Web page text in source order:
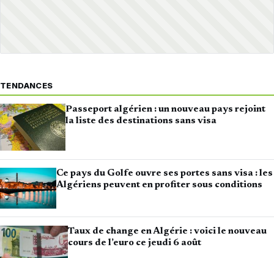
TENDANCES
Passeport algérien : un nouveau pays rejoint
la liste des destinations sans visa
Ce pays du Golfe ouvre ses portes sans visa : les
Algériens peuvent en profiter sous conditions
Taux de change en Algérie : voici le nouveau
cours de l’euro ce jeudi 6 août